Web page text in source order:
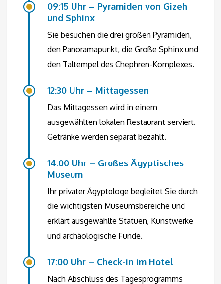
09:15 Uhr – Pyramiden von Gizeh
und Sphinx
Sie besuchen die drei großen Pyramiden,
den Panoramapunkt, die Große Sphinx und
den Taltempel des Chephren-Komplexes.
12:30 Uhr – Mittagessen
Das Mittagessen wird in einem
ausgewählten lokalen Restaurant serviert.
Getränke werden separat bezahlt.
14:00 Uhr – Großes Ägyptisches
Museum
Ihr privater Ägyptologe begleitet Sie durch
die wichtigsten Museumsbereiche und
erklärt ausgewählte Statuen, Kunstwerke
und archäologische Funde.
17:00 Uhr – Check-in im Hotel
Nach Abschluss des Tagesprogramms